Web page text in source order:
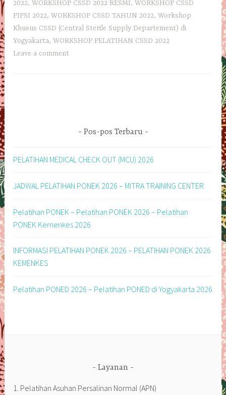
2022,WORKSHOP CSSD 2022 RESMI,WORKSHOP CSSD
PIPSI 2022,WORKSHOP CSSD TAHUN 2022,Workshop
Khusus CSSD (Central Sterile Supply Departement) di
Yogyakarta,WORKSHOP PELATIHAN CSSD 2022
Leave a comment
Pos-pos Terbaru
PELATIHAN MEDICAL CHECK OUT (MCU) 2026
JADWAL PELATIHAN PONEK 2026 – MITRA TRAINING CENTER
Pelatihan PONEK – Pelatihan PONEK 2026 – Pelatihan
PONEK Kemenkes 2026
INFORMASI PELATIHAN PONEK 2026 – PELATIHAN PONEK 2026
KEMENKES
Pelatihan PONED 2026 – Pelatihan PONED di Yogyakarta 2026
Layanan
1. Pelatihan Asuhan Persalinan Normal (APN)